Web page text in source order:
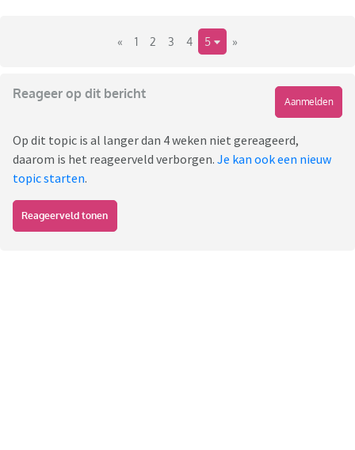
« 1 2 3 4 5 »
Reageer op dit bericht
Aanmelden
Op dit topic is al langer dan 4 weken niet gereageerd,
daarom is het reageerveld verborgen. Je kan ook een nieuw
topic starten.
Reageerveld tonen